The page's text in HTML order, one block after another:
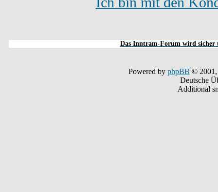
Das Inntram-Forum wird sicher
Powered by phpBB © 2001,
Deutsche
Additional